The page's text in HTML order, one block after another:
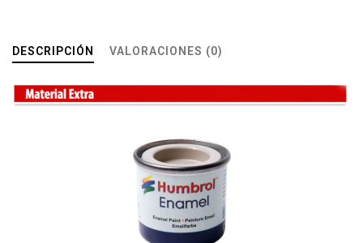
DESCRIPCIÓN VALORACIONES (0)